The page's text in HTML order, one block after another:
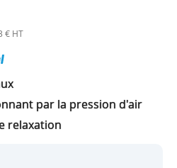
€ HT
par la pression d'air
relaxation